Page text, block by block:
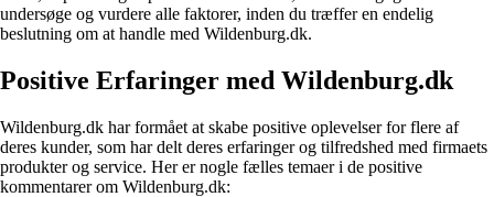
undersøge og vurdere alle faktorer, inden du træffer en endelig
beslutning om at handle med Wildenburg.dk.
Positive Erfaringer med Wildenburg.dk
Wildenburg.dk har formået at skabe positive oplevelser for flere af
deres kunder, som har delt deres erfaringer og tilfredshed med firmaets
produkter og service. Her er nogle fælles temaer i de positive
kommentarer om Wildenburg.dk: